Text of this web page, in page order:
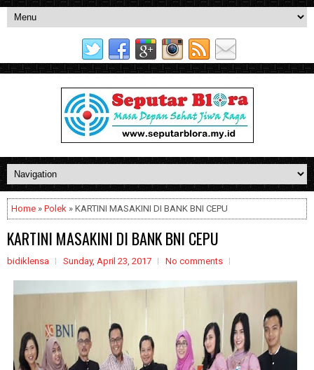
Home » Polek » KARTINI MASAKINI DI BANK BNI CEPU
KARTINI MASAKINI DI BANK BNI CEPU
bidiklensa Sunday, April 23, 2017 No comments